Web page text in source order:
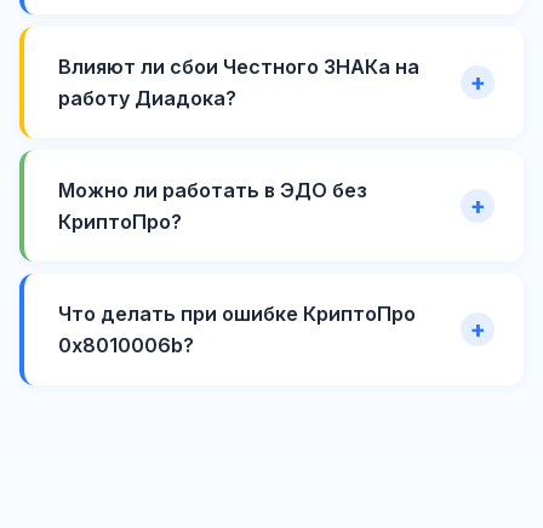
Влияют ли сбои Честного ЗНАКа на
работу Диадока?
Можно ли работать в ЭДО без
КриптоПро?
Что делать при ошибке КриптоПро
0x8010006b?